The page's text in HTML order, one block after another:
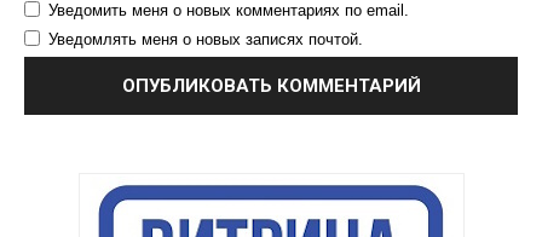
Уведомить меня о новых комментариях по email.
Уведомлять меня о новых записях почтой.